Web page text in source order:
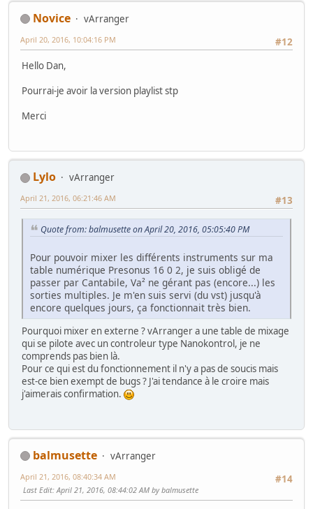
Novice
vArranger
#12
April 20, 2016, 10:04:16 PM
Hello Dan,
Pourrai-je avoir la version playlist stp
Merci
Lylo
vArranger
#13
April 21, 2016, 06:21:46 AM
Quote from: balmusette on April 20, 2016, 05:05:40 PM
Pour pouvoir mixer les différents instruments sur ma
table numérique Presonus 16 0 2, je suis obligé de
passer par Cantabile, Va² ne gérant pas (encore...) les
sorties multiples. Je m'en suis servi (du vst) jusqu'à
encore quelques jours, ça fonctionnait très bien.
Pourquoi mixer en externe ? vArranger a une table de mixage
qui se pilote avec un controleur type Nanokontrol, je ne
comprends pas bien là.
Pour ce qui est du fonctionnement il n'y a pas de soucis mais
est-ce bien exempt de bugs ? J'ai tendance à le croire mais
j'aimerais confirmation.
balmusette
vArranger
#14
April 21, 2016, 08:40:34 AM
Last Edit: April 21, 2016, 08:44:02 AM by balmusette